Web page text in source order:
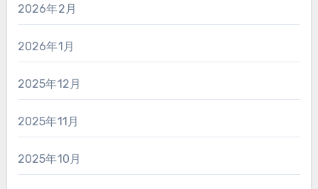
2026年2月
2026年1月
2025年12月
2025年11月
2025年10月